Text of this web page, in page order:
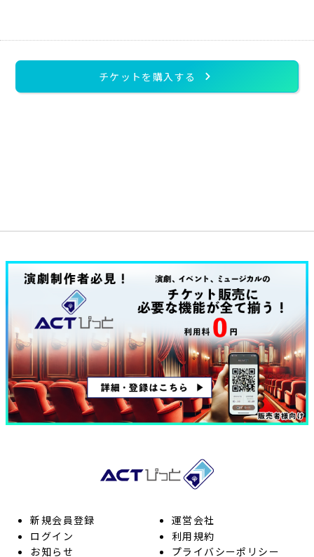
チケットを購入する chevron_right
新規会員登録
ログイン
お知らせ
運営会社
利用規約
プライバシーポリシー